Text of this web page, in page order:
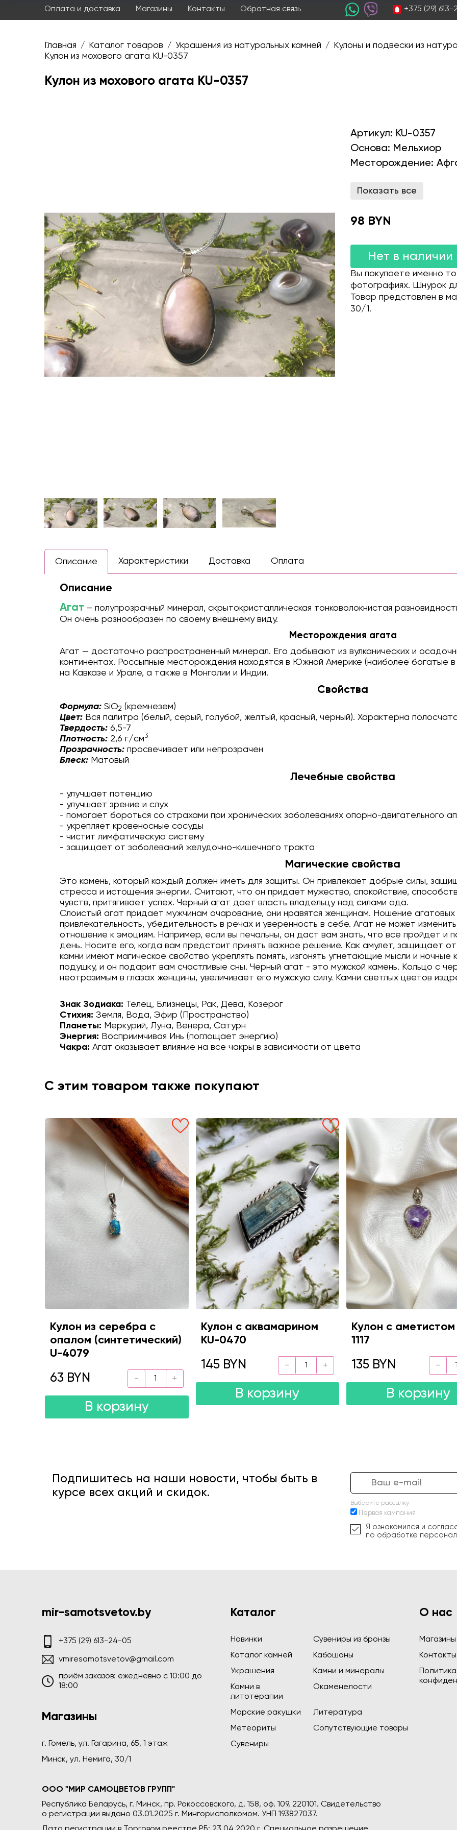
Оплата и доставка Магазины Контакты Обратная связь +375 (29)
Главная / Каталог товаров / Украшения из натуральных камней /
Кулоны и подвески из
Кулон из мохового агата KU-0357
Кулон из мохового агата KU-0357
Артикул: KU-0357
Основа: Мельхиор
Месторождение:
Показать все
98 BYN
Нет в наличии
Вы покупаете именно
фотографиях. Шнурок
Товар представлен в
30/1.
Описание Характеристики Доставка Оплата
Описание
Агат – полупрозрачный минерал, скрытокристаллическая тонковолокнистая
Он очень разнообразен по своему внешнему виду.
Месторождения агата
Агат — достаточно распространенный минерал. Его добывают из вулканических и
континентах. Россыпные месторождения находятся в Южной Америке (наиболее богатые
на Кавказе и Урале, а также в Монголии и Индии.
Свойства
Формула: SiO2 (кремнезем)
Цвет: Вся палитра (белый, cерый, голубой, желтый, красный, черный). Характерна
Твердость: 6,5-7
Плотность: 2,6 г/см3
Прозрачность: просвечивает или непрозрачен
Блеск: Матовый
Лечебные свойства
- улучшает потенцию
- улучшает зрение и слух
- помогает бороться со страхами при хронических заболеваниях опорно-двигательного
- укрепляет кровеносные сосуды
- чистит лимфатическую систему
- защищает от заболеваний желудочно-кишечного тракта
Магические свойства
Это камень, который каждый должен иметь для защиты. Он привлекает добрые силы,
стресса и истощения энергии. Считают, что он придает мужество, спокойствие,
чувств, притягивает успех. Черный агат дает власть владельцу над силами ада.
Слоистый агат придает мужчинам очарование, они нравятся женщинам. Ношение
привлекательность, убедительность в речах и уверенность в себе. Агат не может
отношение к эмоциям. Например, если вы печальны, он даст вам знать, что все пройдет и
день. Носите его, когда вам предстоит принять важное решение. Как амулет, защищает
камни имеют магическое свойство укреплять память, изгонять угнетающие мысли и
подушку, и он подарит вам счастливые сны. Черный агат - это мужской камень. Кольцо с
неотразимым в глазах женщины, увеличивает его мужскую силу. Камни светлых цветов
Знак Зодиака: Телец, Близнецы, Рак, Дева, Козерог
Стихия: Земля, Вода, Эфир (Пространство)
Планеты: Меркурий, Луна, Венера, Сатурн
Энергия: Восприимчивая Инь (поглощает энергию)
Чакра: Агат оказывает влияние на все чакры в зависимости от цвета
С этим товаром также покупают
Кулон из серебра с
опалом (синтетический)
U-4079
63 BYN
В корзину
Кулон с аквамарином
KU-0470
145 BYN
В корзину
Кулон с аметистом
1117
135 BYN
В корзину
Подпишитесь на наши новости, чтобы быть в
курсе всех акций и скидок.
Выберите рассылку
Первая кампания
Я ознакомился и
по обработке
mir-samotsvetov.by
+375 (29) 613-24-05
vmiresamotsvetov@gmail.com
приём заказов: ежедневно c 10:00 до
18:00
Магазины
г. Гомель, ул. Гагарина, 65, 1 этаж
Минск, ул. Немига, 30/1
Каталог
Новинки
Сувениры из бронзы
Каталог камней
Кабошоны
Украшения
Камни и минералы
Камни в
литотерапии
Окаменелости
Морские ракушки
Литература
Метеориты
Сопутствующие товары
Сувениры
ООО "МИР САМОЦВЕТОВ ГРУПП"
Республика Беларусь, г. Минск, пр. Рокоссовского, д. 158, оф. 109, 220101. Свидетельство
о регистрации выдано 03.01.2025 г. Мингорисполкомом. УНП 193827037.
О нас
Магазины
Контакты
Политика